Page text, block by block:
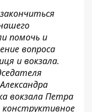
помочь и
вопроса
и вокзала.
вокзала Петра